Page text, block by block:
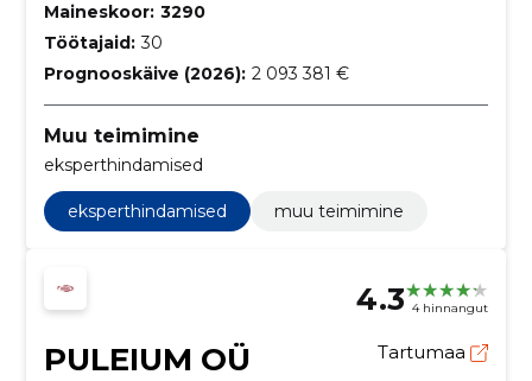
Maineskoor: 3290
Töötajaid: 30
Prognooskäive (2026): 2 093 381 €
Muu teimimine
eksperthindamised
eksperthindamised muu teimimine
4.3 4 hinnangut
PULEIUM OÜ Tartumaa